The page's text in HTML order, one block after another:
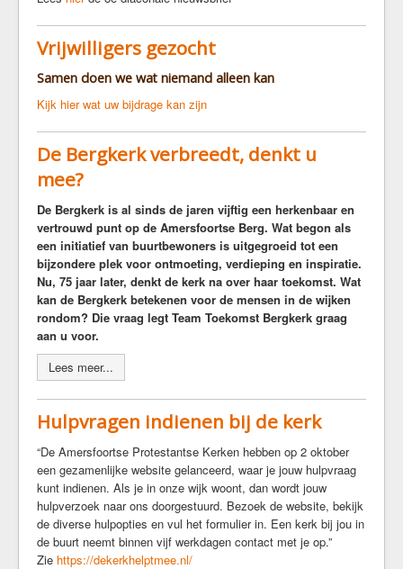
Vrijwilligers gezocht
Samen doen we wat niemand alleen kan
Kijk hier wat uw bijdrage kan zijn
De Bergkerk verbreedt, denkt u
mee?
De Bergkerk is al sinds de jaren vijftig een herkenbaar en
vertrouwd punt op de Amersfoortse Berg. Wat begon als
een initiatief van buurtbewoners is uitgegroeid tot een
bijzondere plek voor ontmoeting, verdieping en inspiratie.
Nu, 75 jaar later, denkt de kerk na over haar toekomst. Wat
kan de Bergkerk betekenen voor de mensen in de wijken
rondom? Die vraag legt Team Toekomst Bergkerk graag
aan u voor.
Lees meer...
Hulpvragen indienen bij de kerk
“De Amersfoortse Protestantse Kerken hebben op 2 oktober
een gezamenlijke website gelanceerd, waar je jouw hulpvraag
kunt indienen. Als je in onze wijk woont, dan wordt jouw
hulpverzoek naar ons doorgestuurd. Bezoek de website, bekijk
de diverse hulpopties en vul het formulier in. Een kerk bij jou in
de buurt neemt binnen vijf werkdagen contact met je op.”
Zie https://dekerkhelptmee.nl/